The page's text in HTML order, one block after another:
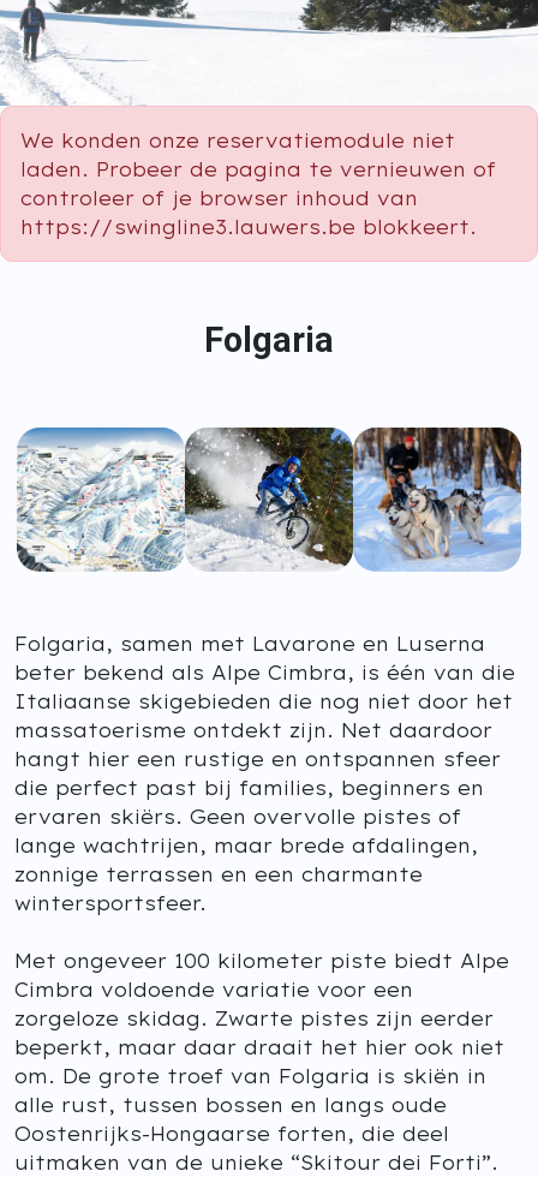
We konden onze reservatiemodule niet
laden. Probeer de pagina te vernieuwen of
controleer of je browser inhoud van
https://swingline3.lauwers.be blokkeert.
Folgaria
Folgaria, samen met Lavarone en Luserna
beter bekend als Alpe Cimbra, is één van die
Italiaanse skigebieden die nog niet door het
massatoerisme ontdekt zijn. Net daardoor
hangt hier een rustige en ontspannen sfeer
die perfect past bij families, beginners en
ervaren skiërs. Geen overvolle pistes of
lange wachtrijen, maar brede afdalingen,
zonnige terrassen en een charmante
wintersportsfeer.
Met ongeveer 100 kilometer piste biedt Alpe
Cimbra voldoende variatie voor een
zorgeloze skidag. Zwarte pistes zijn eerder
beperkt, maar daar draait het hier ook niet
om. De grote troef van Folgaria is skiën in
alle rust, tussen bossen en langs oude
Oostenrijks-Hongaarse forten, die deel
uitmaken van de unieke “Skitour dei Forti”.